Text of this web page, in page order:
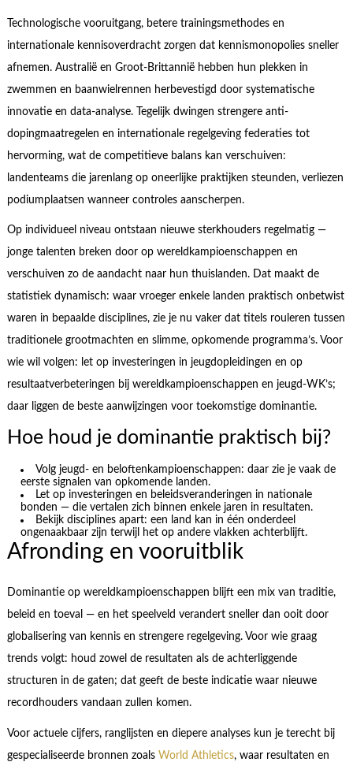
Technologische vooruitgang, betere trainingsmethodes en
internationale kennisoverdracht zorgen dat kennismonopolies sneller
afnemen. Australië en Groot-Brittannië hebben hun plekken in
zwemmen en baanwielrennen herbevestigd door systematische
innovatie en data-analyse. Tegelijk dwingen strengere anti-
dopingmaatregelen en internationale regelgeving federaties tot
hervorming, wat de competitieve balans kan verschuiven:
landenteams die jarenlang op oneerlijke praktijken steunden, verliezen
podiumplaatsen wanneer controles aanscherpen.
Op individueel niveau ontstaan nieuwe sterkhouders regelmatig —
jonge talenten breken door op wereldkampioenschappen en
verschuiven zo de aandacht naar hun thuislanden. Dat maakt de
statistiek dynamisch: waar vroeger enkele landen praktisch onbetwist
waren in bepaalde disciplines, zie je nu vaker dat titels rouleren tussen
traditionele grootmachten en slimme, opkomende programma’s. Voor
wie wil volgen: let op investeringen in jeugdopleidingen en op
resultaatverbeteringen bij wereldkampioenschappen en jeugd-WK’s;
daar liggen de beste aanwijzingen voor toekomstige dominantie.
Hoe houd je dominantie praktisch bij?
Volg jeugd- en beloftenkampioenschappen: daar zie je vaak de
eerste signalen van opkomende landen.
Let op investeringen en beleidsveranderingen in nationale
bonden — die vertalen zich binnen enkele jaren in resultaten.
Bekijk disciplines apart: een land kan in één onderdeel
ongenaakbaar zijn terwijl het op andere vlakken achterblijft.
Afronding en vooruitblik
Dominantie op wereldkampioenschappen blijft een mix van traditie,
beleid en toeval — en het speelveld verandert sneller dan ooit door
globalisering van kennis en strengere regelgeving. Voor wie graag
trends volgt: houd zowel de resultaten als de achterliggende
structuren in de gaten; dat geeft de beste indicatie waar nieuwe
recordhouders vandaan zullen komen.
Voor actuele cijfers, ranglijsten en diepere analyses kun je terecht bij
gespecialiseerde bronnen zoals World Athletics, waar resultaten en